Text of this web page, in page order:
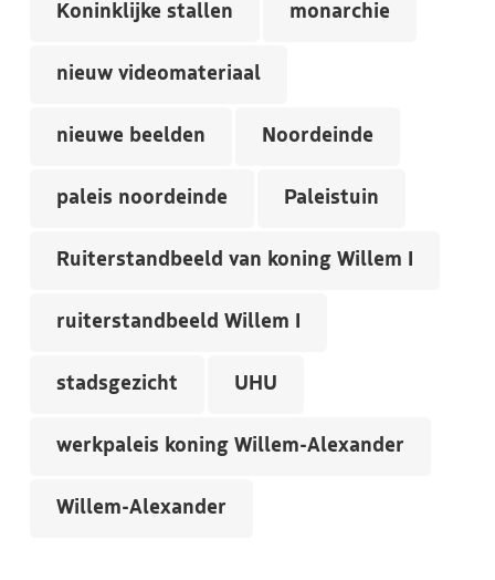
Koninklijke stallen monarchie
nieuw videomateriaal
nieuwe beelden Noordeinde
paleis noordeinde Paleistuin
Ruiterstandbeeld van koning Willem I
ruiterstandbeeld Willem I
stadsgezicht UHU
werkpaleis koning Willem-Alexander
Willem-Alexander